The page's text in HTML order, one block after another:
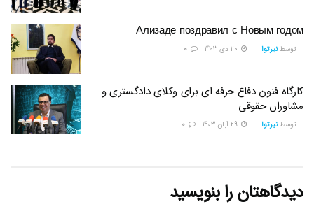
Ализаде поздравил с Новым годом
توسط نیرتوا
کارگاه فنون دفاع حرفه ای برای وکلای دادگستری و
مشاوران حقوقی
توسط نیرتوا
دیدگاهتان را بنویسید